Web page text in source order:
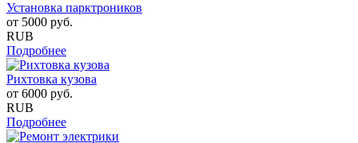
Установка парктроников
от 5000 руб.
RUB
Подробнее
Рихтовка кузова
от 6000 руб.
RUB
Подробнее